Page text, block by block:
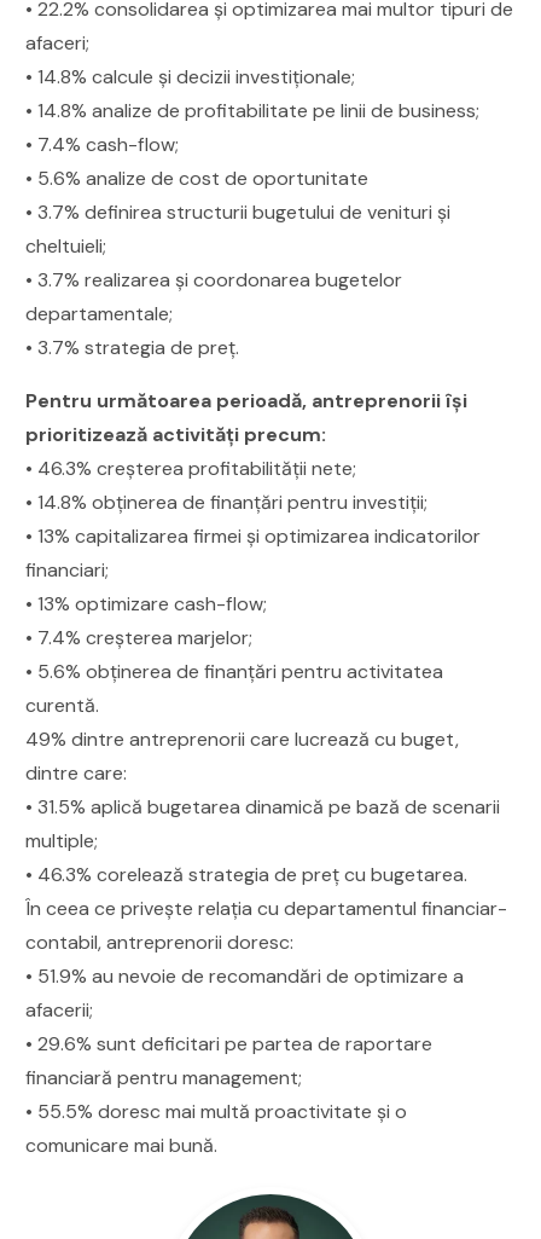
• 22.2% consolidarea şi optimizarea mai multor tipuri de
afaceri;
• 14.8% calcule şi decizii investiţionale;
• 14.8% analize de profitabilitate pe linii de business;
• 7.4% cash-flow;
• 5.6% analize de cost de oportunitate
• 3.7% definirea structurii bugetului de venituri şi
cheltuieli;
• 3.7% realizarea şi coordonarea bugetelor
departamentale;
• 3.7% strategia de preţ.
Pentru următoarea perioadă, antreprenorii îşi
prioritizează activităţi precum:
• 46.3% creşterea profitabilităţii nete;
• 14.8% obţinerea de finanţări pentru investiţii;
• 13% capitalizarea firmei şi optimizarea indicatorilor
financiari;
• 13% optimizare cash-flow;
• 7.4% creşterea marjelor;
• 5.6% obţinerea de finanţări pentru activitatea
curentă.
49% dintre antreprenorii care lucrează cu buget,
dintre care:
• 31.5% aplică bugetarea dinamică pe bază de scenarii
multiple;
• 46.3% corelează strategia de preţ cu bugetarea.
În ceea ce priveşte relaţia cu departamentul financiar-
contabil, antreprenorii doresc:
• 51.9% au nevoie de recomandări de optimizare a
afacerii;
• 29.6% sunt deficitari pe partea de raportare
financiară pentru management;
• 55.5% doresc mai multă proactivitate şi o
comunicare mai bună.